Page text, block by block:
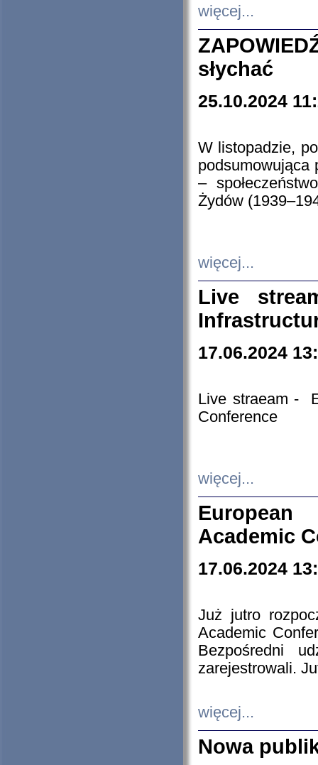
więcej...
słychać
25.10.2024
W listopadzie,
podsumowująca
–
Żydów
więcej...
Live
17.06.2024
Live straeam -
Conference
więcej...
European
Academic
17.06.2024
Już jutro
Academic
Bezpośredni
zarejestrowali.
więcej...
Nowa